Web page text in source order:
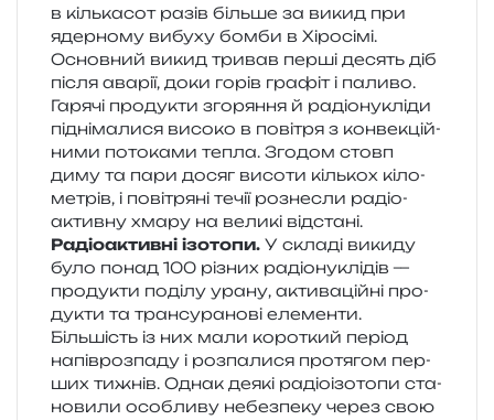
в кіль­ка­сот разів біль­ше за викид при
ядер­но­му вибу­ху бомби в Хіросімі.
Основний викид три­вав перші десять діб
після ава­рії, доки горів гра­фіт і пали­во.
Гарячі про­ду­кти зго­ря­н­ня й радіо­ну­клі­ди
під­ні­ма­ли­ся висо­ко в пові­тря з кон­ве­кцій­
ни­ми пото­ка­ми тепла. Згодом стовп
диму та пари досяг висо­ти кіль­кох кіло­
ме­трів, і пові­тря­ні течії роз­не­сли радіо­
актив­ну хмару на вели­кі відстані.
Радіоактивні ізо­то­пи. У скла­ді вики­ду
було понад 100 різних радіо­ну­клі­дів —
про­ду­кти поді­лу урану, акти­ва­цій­ні про­
ду­кти та транс­у­ра­но­ві еле­мен­ти.
Більшість із них мали коро­ткий пері­од
напів­роз­па­ду і роз­па­ли­ся про­тя­гом пер­
ших тижнів. Однак деякі радіо­ізо­то­пи ста­
но­ви­ли осо­бли­ву небез­пе­ку через свою